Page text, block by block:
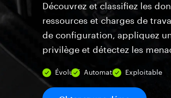
Découvrez et classifiez les
ressources et charges de
de configuration, appliquez
privilège et détectez les
Évolutif Automatisé Exploitable